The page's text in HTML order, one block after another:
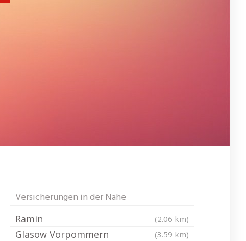
Versicherungen in der Nähe
Ramin (2.06 km)
Glasow Vorpommern (3.59 km)